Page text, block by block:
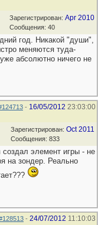
Зарегистрирован: Apr 2010
Сообщения: 40
год. Никакой "души",
меняются туда-
абсолютно ничего не
- 16/05/2012 23:03:00
Зарегистрирован: Oct 2011
Сообщения: 833
элемент игры - не
на зондер. Реально
- 24/07/2012 11:10:03